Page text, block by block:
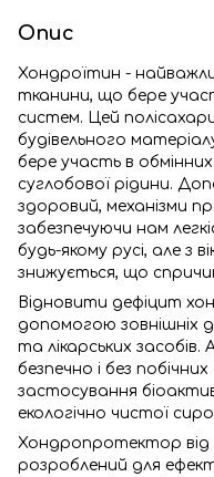
Опис
Хондроїтин -
тканини, що бере
систем. Цей
будівельного
бере участь в
суглобової рідини.
здоровий, механізми
забезпечуючи нам
будь-якому русі, але з
знижується, що
Відновити дефіцит
допомогою зовнішніх
та лікарських
безпечно і без
застосування
екологічно чистої
Хондропротектор від
розроблений для